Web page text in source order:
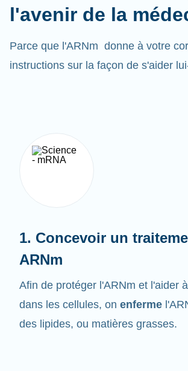
instructions sur la façon de s'aider
ARNm
Afin de protéger l'ARNm et l'aider à
dans les cellules, onenferme
des lipides, ou matières grasses.